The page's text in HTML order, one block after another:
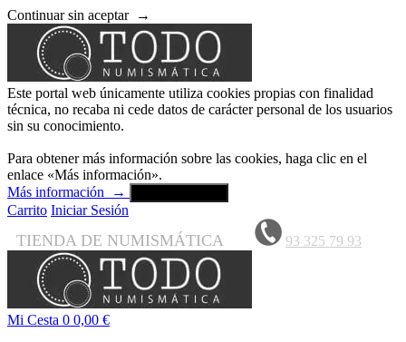
Continuar sin aceptar →
Este portal web únicamente utiliza cookies propias con finalidad
técnica, no recaba ni cede datos de carácter personal de los usuarios
sin su conocimiento.
Para obtener más información sobre las cookies, haga clic en el
enlace «Más información».
Más información
→
Carrito Iniciar Sesión
TIENDA DE NUMISMÁTICA 93 325 79 93
Mi Cesta 0 0,00 €